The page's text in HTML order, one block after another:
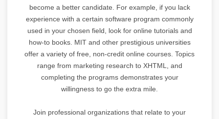
become a better candidate. For example, if you lack
experience with a certain software program commonly
used in your chosen field, look for online tutorials and
how-to books. MIT and other prestigious universities
offer a variety of free, non-credit online courses. Topics
range from marketing research to XHTML, and
completing the programs demonstrates your
willingness to go the extra mile.
Join professional organizations that relate to your